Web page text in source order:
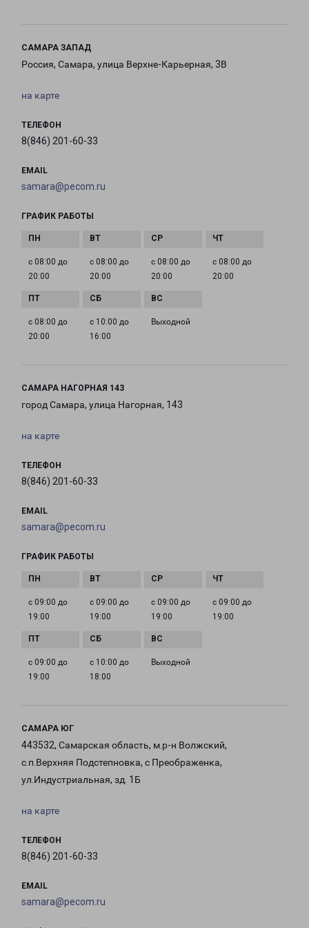
САМАРА ЗАПАД
Россия, Самара, улица Верхне-Карьерная, 3В
на карте
ТЕЛЕФОН
8(846) 201-60-33
EMAIL
samara@pecom.ru
ГРАФИК РАБОТЫ
с 08:00 до
20:00
с 08:00 до
20:00
с 08:00 до
20:00
с 08:00 до
20:00
с 08:00 до
20:00
с 10:00 до
16:00
Выходной
САМАРА НАГОРНАЯ 143
город Самара, улица Нагорная, 143
на карте
ТЕЛЕФОН
8(846) 201-60-33
EMAIL
samara@pecom.ru
ГРАФИК РАБОТЫ
с 09:00 до
19:00
с 09:00 до
19:00
с 09:00 до
19:00
с 09:00 до
19:00
с 09:00 до
19:00
с 10:00 до
18:00
Выходной
САМАРА ЮГ
443532, Самарская область, м.р-н Волжский,
с.п.Верхняя Подстепновка, с Преображенка,
ул.Индустриальная, зд. 1Б
на карте
ТЕЛЕФОН
8(846) 201-60-33
EMAIL
samara@pecom.ru